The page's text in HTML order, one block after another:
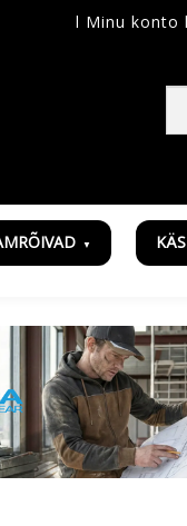
l Minu konto l